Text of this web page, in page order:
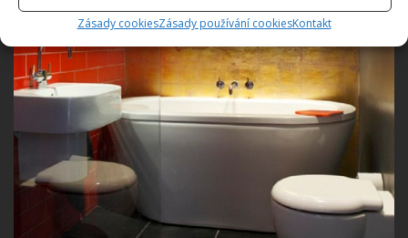
Zásady cookiesZásady používání cookiesKontakt